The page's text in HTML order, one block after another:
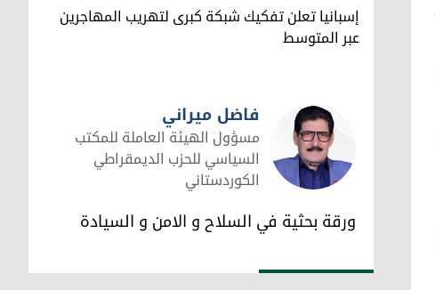
إسبانيا تعلن تفكيك شبكة كبرى لتهريب المهاجرين
عبر المتوسط
فاضل ميراني
فاضل ميراني
مسؤول الهيئة العاملة للمكتب
السياسي للحزب الديمقراطي
الكوردستاني
ورقة بحثية في السلاح و الامن و السيادة